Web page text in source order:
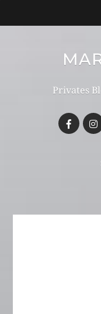
Privates